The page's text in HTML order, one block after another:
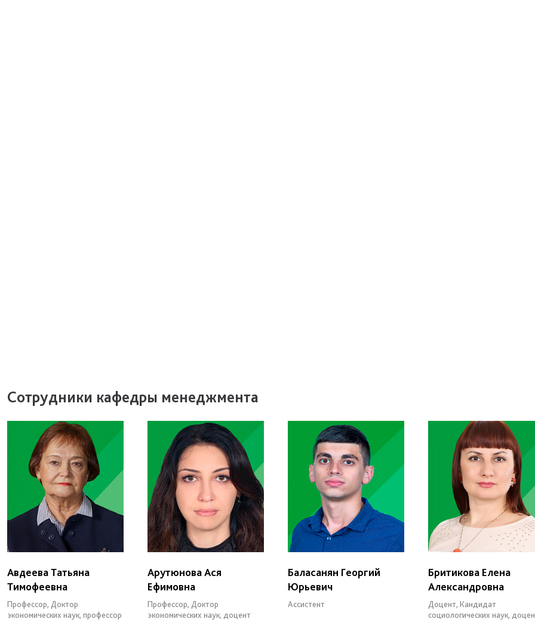
Сотрудники кафедры менеджмента
Авдеева Татьяна
Тимофеевна
Профессор, Доктор
экономических наук, профессор
Арутюнова Ася
Ефимовна
Профессор, Доктор
экономических наук, доцент
Баласанян Георгий
Юрьевич
Ассистент
Бритикова Елена
Александровна
Доцент, Кандидат
социологических наук,